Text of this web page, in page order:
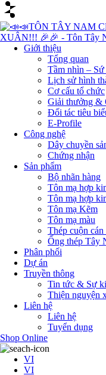
Giới thiệu
Tổng quan
Tầm nhìn –
Lịch sử hình
Cơ cấu tổ chức
Giải thưởng &
Đối tác tiêu
E-Profile
Công nghệ
Dây chuyền
Chứng nhận
Sản phẩm
Bộ nhãn hàng
Tôn mạ hợp
Tôn mạ hợp
Tôn mạ Kẽm
Tôn mạ màu
Thép cuộn cán
Ống thép Tây
Phân phối
Dự án
Truyền thông
Tin tức & Sự
Thiện nguyện
Liên hệ
Liên hệ
Tuyển dụng
Shop Online
VI
VI